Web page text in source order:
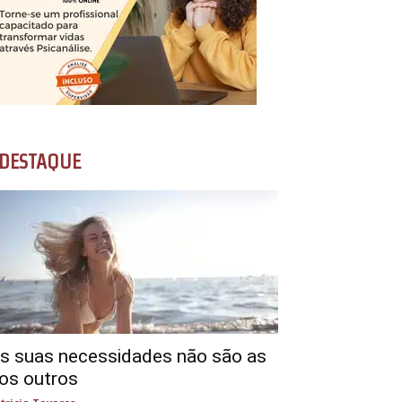
DESTAQUE
suas necessidades não são as
outros